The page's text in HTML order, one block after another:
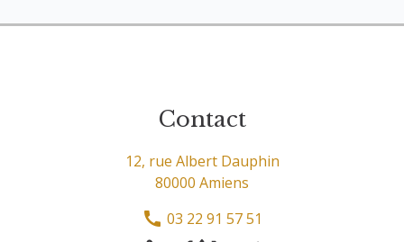
Contact
12, rue Albert Dauphin
80000 Amiens
03 22 91 57 51